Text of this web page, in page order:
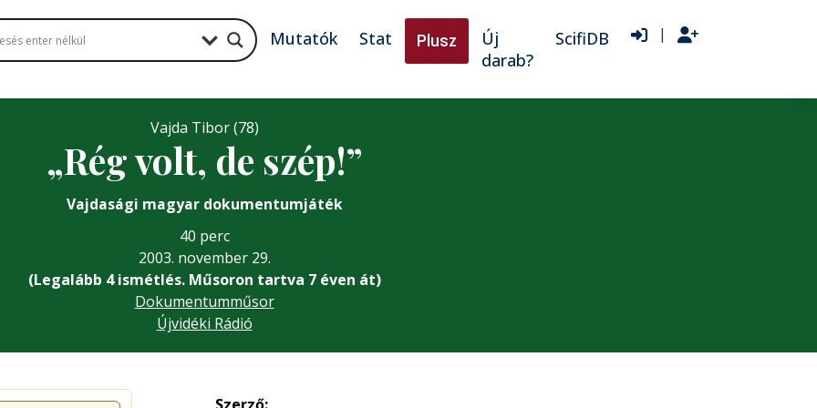
Mutatók Stat Plusz
Új
darab?
ScifiDB |
Vajda Tibor (78)
„Rég volt, de szép!”
Vajdasági magyar dokumentumjáték
40 perc
2003. november 29.
(Legalább 4 ismétlés. Műsoron tartva 7 éven át)
Dokumentumműsor
Újvidéki Rádió